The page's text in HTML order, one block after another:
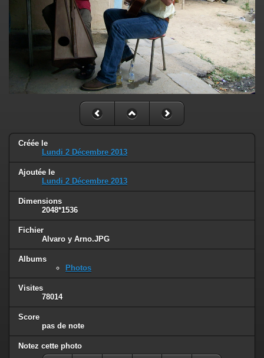
Créée le
Lundi 2 Décembre 2013
Ajoutée le
Lundi 2 Décembre 2013
Dimensions
2048*1536
Fichier
Alvaro y Arno.JPG
Albums
Photos
Visites
78014
Score
pas de note
Notez cette photo